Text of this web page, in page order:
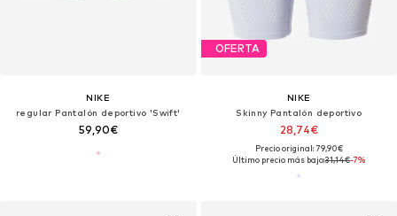
NIKE
regular Pantalón deportivo 'Swift'
59,90€
OFERTA
NIKE
Skinny Pantalón deportivo
28,74€
Precio original: 79,90€
Último precio más bajo:31,14€-7%